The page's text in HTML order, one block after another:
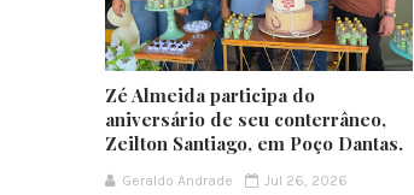
Zé Almeida participa do
aniversário de seu conterrâneo,
Zeilton Santiago, em Poço Dantas.
Geraldo Andrade Jul 26, 2026